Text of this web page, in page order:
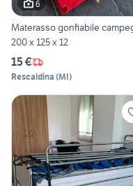
6
Materasso gonfiabile
200 x 125 x 12
15 €
Rescaldina (MI)